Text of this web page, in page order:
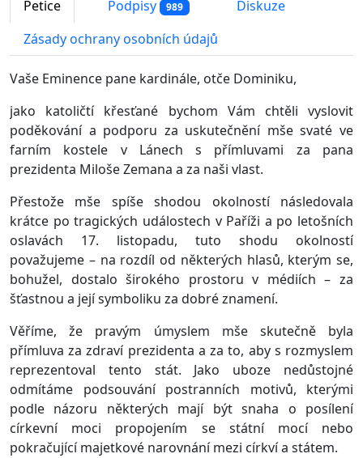
Petice Podpisy 989
Diskuze
Zásady ochrany osobních údajů
Vaše Eminence pane kardinále, otče Dominiku,
jako katoličtí křesťané bychom Vám chtěli vyslovit
poděkování a podporu za uskutečnění mše svaté ve
farním kostele v Lánech s přímluvami za pana
prezidenta Miloše Zemana a za naši vlast.
Přestože mše spíše shodou okolností následovala
krátce po tragických událostech v Paříži a po letošních
oslavách 17. listopadu, tuto shodu okolností
považujeme – na rozdíl od některých hlasů, kterým se,
bohužel, dostalo širokého prostoru v médiích – za
šťastnou a její symboliku za dobré znamení.
Věříme, že pravým úmyslem mše skutečně byla
přímluva za zdraví prezidenta a za to, aby s rozmyslem
reprezentoval tento stát. Jako uboze nedůstojné
odmítáme podsouvání postranních motivů, kterými
podle názoru některých mají být snaha o posílení
církevní moci propojením se státní mocí nebo
pokračující majetkové narovnání mezi církví a státem.